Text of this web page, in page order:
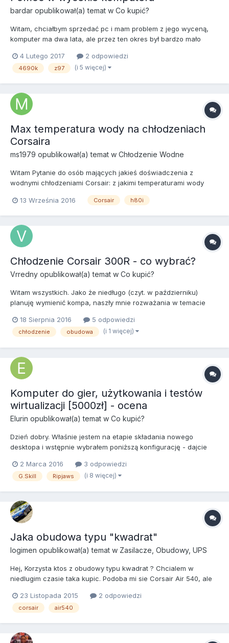
bardar opublikował(a) temat w Co kupić?
Witam, chciałbym sprzedać pc i mam problem z jego wyceną,
komputer ma dwa lata, ale przez ten okres był bardzo mało
nigdy w sumie tak się nie stało, teraz chciałbym go sprzedać. Ile
mógłbym wziąć za taką konfigurację? Na wszytskie częś...
4 Lutego 2017 2 odpowiedzi
4690k z97 (i 5 więcej)
Max temperatura wody na chłodzeniach
Corsaira
ms1979 opublikował(a) temat w Chłodzenie Wodne
Witam Pytanie do osób mających jakieś doświadczenia z
wodnymi chłodzeniami Corsair: z jakimi temperaturami wody
na moim Corsair h80i GT w czasie grania temperatura sięga 44-
13 Września 2016 Corsair h80i
Chłodzenie Corsair 300R - co wybrać?
Vrredny opublikował(a) temat w Co kupić?
Witam wszystkich. Jako że niedługo (czyt. w październiku)
planuję wymienić kompa, naszły mnie rozważania w temacie
Carbide Series 300R. Są w niej zamontowane fabrycznie dwa
wentyle Corsaira o następujących parametrach: 140mm Corsair
18 Sierpnia 2016 5 odpowiedzi
chłodzenie obudowa (i 1 więcej)
Komputer do gier, użytkowania i testów
wirtualizacji [5000zł] - ocena
Elurin opublikował(a) temat w Co kupić?
Dzień dobry. Właśnie jestem na etapie składania nowego
desktopa i wstępnie wybrałem poniższą konfigurację - dajcie
uwagi, coś byście zmienili? Komputer będzie używany do grania,
normalnego użytkowania, w testach wirtualizacji (VMware, ESX,
2 Marca 2016 3 odpowiedzi
G.Skill Ripjaws (i 8 więcej)
Jaka obudowa typu "kwadrat"
logimen opublikował(a) temat w Zasilacze, Obudowy, UPS
Hej, Korzysta ktos z obudowy typu kwadrat ? Chcialem w
niedlugim czasie taka kupic. Podoba mi sie Corsair Air 540, ale
CoolerMaster jakas mial. W gre NIE wchodzi mini-ATX Ktora byla
by najlepsza ? Chodzi mi glownie o dobry przewiew, m...
23 Listopada 2015 2 odpowiedzi
corsair air540